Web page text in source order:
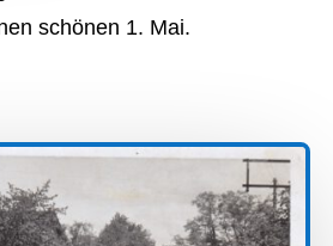
schönen 1. Mai.